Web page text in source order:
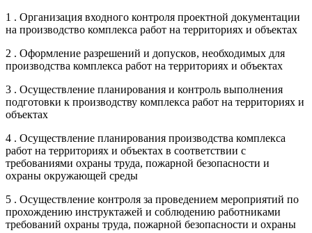
1 . Организация входного контроля проектной документации
на производство комплекса работ на территориях и объектах
2 . Оформление разрешений и допусков, необходимых для
производства комплекса работ на территориях и объектах
3 . Осуществление планирования и контроль выполнения
подготовки к производству комплекса работ на территориях и
объектах
4 . Осуществление планирования производства комплекса
работ на территориях и объектах в соответствии с
требованиями охраны труда, пожарной безопасности и
охраны окружающей среды
5 . Осуществление контроля за проведением мероприятий по
прохождению инструктажей и соблюдению работниками
требований охраны труда, пожарной безопасности и охраны